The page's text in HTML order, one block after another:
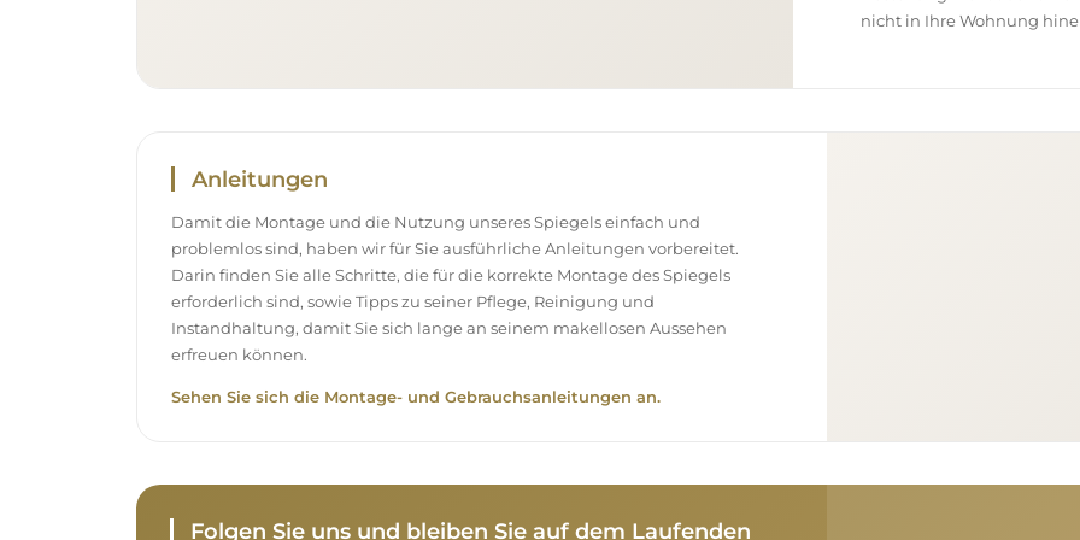
nicht in Ihre Wohnung
Anleitungen
Damit die Montage und die Nutzung unseres Spiegels einfach und
problemlos sind, haben wir für Sie ausführliche Anleitungen vorbereitet.
Darin finden Sie alle Schritte, die für die korrekte Montage des Spiegels
erforderlich sind, sowie Tipps zu seiner Pflege, Reinigung und
Instandhaltung, damit Sie sich lange an seinem makellosen Aussehen
erfreuen können.
Sehen Sie sich die Montage- und Gebrauchsanleitungen an.
Folgen Sie uns und bleiben Sie auf dem Laufenden